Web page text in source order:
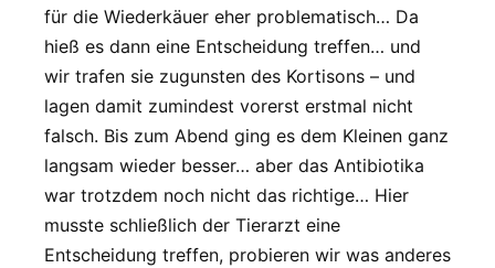
für die Wiederkäuer eher problematisch… Da
hieß es dann eine Entscheidung treffen… und
wir trafen sie zugunsten des Kortisons – und
lagen damit zumindest vorerst erstmal nicht
falsch. Bis zum Abend ging es dem Kleinen ganz
langsam wieder besser… aber das Antibiotika
war trotzdem noch nicht das richtige… Hier
musste schließlich der Tierarzt eine
Entscheidung treffen, probieren wir was anderes